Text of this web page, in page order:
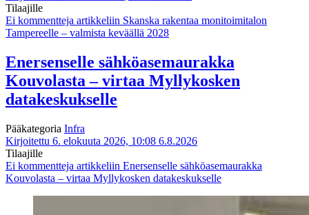
Tilaajille
Ei kommentteja artikkeliin Skanska rakentaa monitoimitalon
Tampereelle – valmista keväällä 2028
Enersenselle sähköasemaurakka
Kouvolasta – virtaa Myllykosken
datakeskukselle
Pääkategoria Infra
Kirjoitettu 6. elokuuta 2026, 10:08 6.8.2026
Tilaajille
Ei kommentteja artikkeliin Enersenselle sähköasemaurakka
Kouvolasta – virtaa Myllykosken datakeskukselle